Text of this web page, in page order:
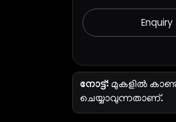
നോട്ട്: മുകളിൽ
ചെയ്യാവുന്നതാണ്.